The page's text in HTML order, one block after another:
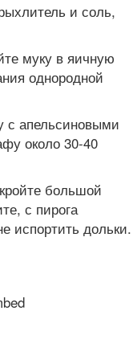
и соль,
муку в яичную
однородной
с апельсиновыми
около 30-40
большой
с пирога
испортить дольки.